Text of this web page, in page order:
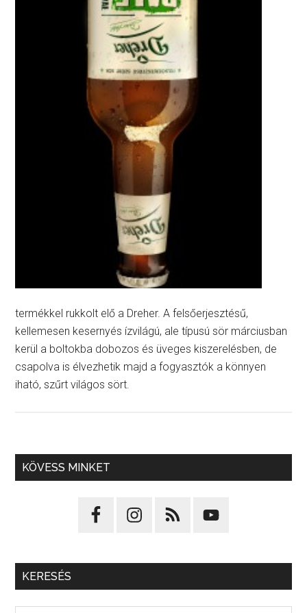
termékkel rukkolt elő a Dreher. A felsőerjesztésű,
kellemesen kesernyés ízvilágú, ale típusú sör márciusban
kerül a boltokba dobozos és üveges kiszerelésben, de
csapolva is élvezhetik majd a fogyasztók a könnyen
iható, szűrt világos sört.
KÖVESS MINKET
KERESÉS